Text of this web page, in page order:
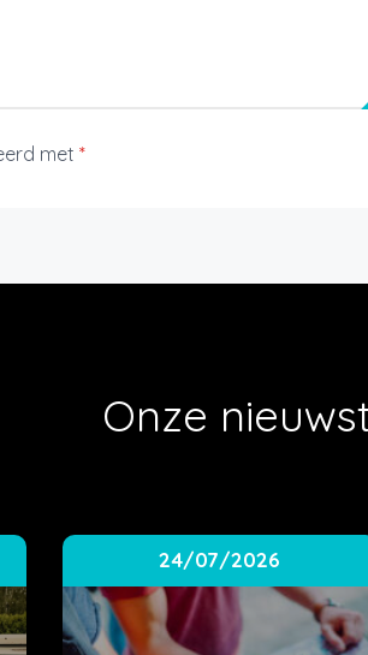
met *
Onze
24/07/2026